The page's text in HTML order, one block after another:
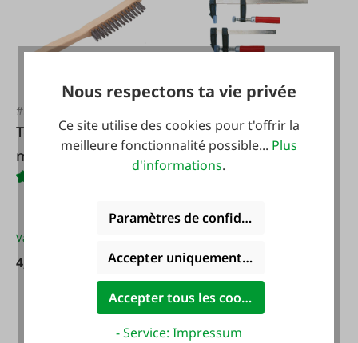
#57248
Tecwerk Brosse
métallique à main
en acier inoxydable
Variantes de
4,99 €*
Jeu de pinces à vis
Hobby
21,50 €*
Nous respectons ta vie privée
Ce site utilise des cookies pour t'offrir la
meilleure fonctionnalité possible... Plus
d'informations.
Paramètres de confidentialité
Accepter uniquement les cookies
Accepter tous les cookies
- Service: Impressum